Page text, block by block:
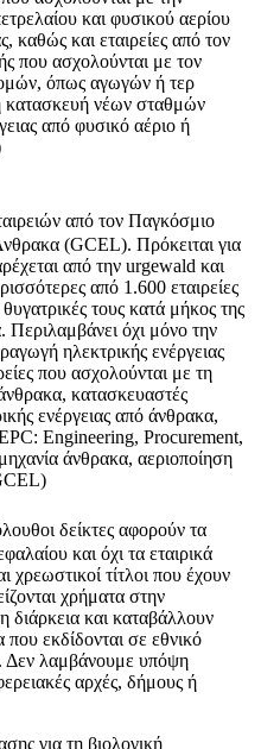
και φυσικού αερίου
καθώς και εταιρείες από τον
που ασχολούνται με τον
όπως αγωγών ή τερ
κατασκευή νέων σταθμών
από φυσικό αέριο ή
από τον Παγκόσμιο
(GCEL). Πρόκειται για
από την urgewald και
από 1.600 εταιρείες
τους κατά μήκος της
Περιλαμβάνει όχι μόνο την
ηλεκτρικής ενέργειας
που ασχολούνται με τη
κατασκευαστές
ενέργειας από άνθρακα,
Engineering, Procurement,
άνθρακα, αεριοποίηση
δείκτες αφορούν τα
και όχι τα εταιρικά
χρεωστικοί τίτλοι που έχουν
χρήματα στην
και καταβάλλουν
εκδίδονται σε εθνικό
Δεν λαμβάνουμε υπόψη
αρχές, δήμους ή
για τη βιολογική